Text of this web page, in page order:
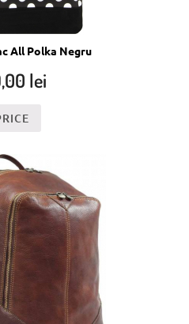
All Polka Negru
lei